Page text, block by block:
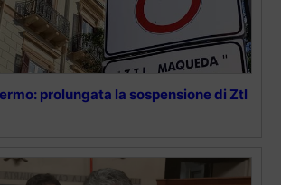
prolungata la sospensione di Ztl